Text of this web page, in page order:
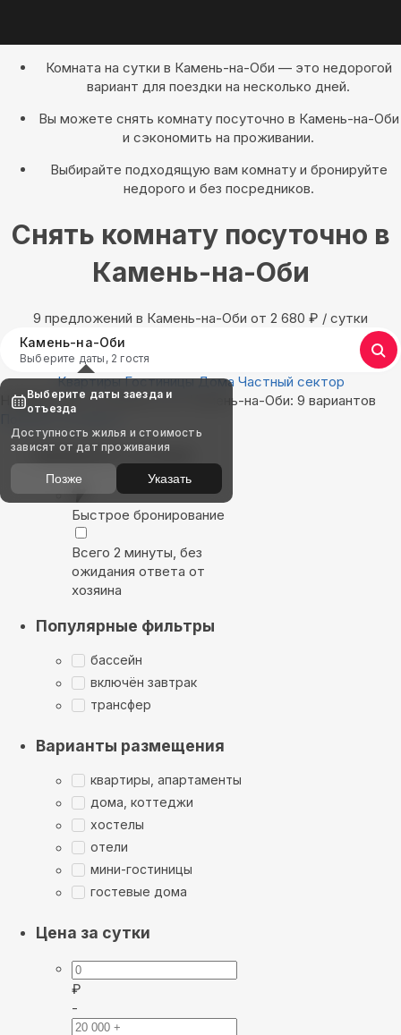
Комната на сутки в Камень-на-Оби — это недорогой
вариант для поездки на несколько дней.
Вы можете снять комнату посуточно в Камень-на-Оби
и сэкономить на проживании.
Выбирайте подходящую вам комнату и бронируйте
недорого и без посредников.
Снять комнату посуточно в
Камень-на-Оби
9 предложений в Камень-на-Оби oт 2 680 ₽ / сутки
Камень-на-Оби
Выберите даты, 2 гостя
Квартиры Гостиницы Дома Частный сектор
Найдём, где остановиться в Камень-на-Оби: 9 вариантов
Показать на карте
Выбирайте лучшее
Быстрое бронирование
Всего 2 минуты, без
ожидания ответа от
хозяина
Популярные фильтры
бассейн
включён завтрак
трансфер
Варианты размещения
квартиры, апартаменты
дома, коттеджи
хостелы
отели
мини-гостиницы
гостевые дома
Цена за сутки
₽
-
Выберите даты заезда и
отъезда
Доступность жилья и стоимость
зависят от дат проживания
Позже Указать